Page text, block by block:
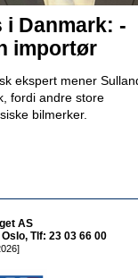
i Danmark: -
importør
ekspert mener
fordi andre store
bilmerker.
AS
Tlf: 23 03 66 00